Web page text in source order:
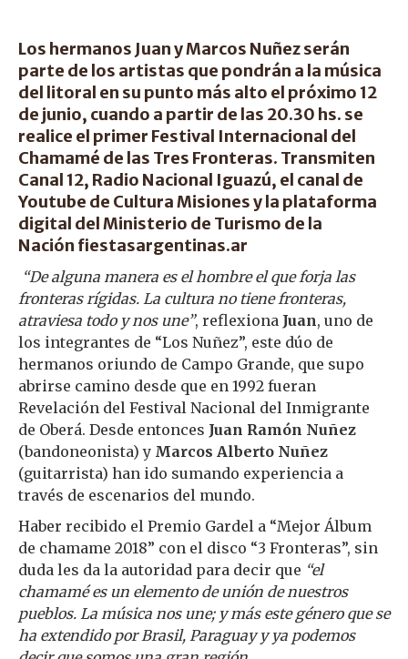
Los hermanos Juan y Marcos Nuñez serán
parte de los artistas que pondrán a la música
del litoral en su punto más alto el próximo 12
de junio, cuando a partir de las 20.30 hs. se
realice el primer Festival Internacional del
Chamamé de las Tres Fronteras. Transmiten
Canal 12, Radio Nacional Iguazú, el canal de
Youtube de Cultura Misiones y la plataforma
digital del Ministerio de Turismo de la
Nación fiestasargentinas.ar
“De alguna manera es el hombre el que forja las
fronteras rígidas. La cultura no tiene fronteras,
atraviesa todo y nos une”, reflexiona Juan, uno de
los integrantes de “Los Nuñez”, este dúo de
hermanos oriundo de Campo Grande, que supo
abrirse camino desde que en 1992 fueran
Revelación del Festival Nacional del Inmigrante
de Oberá. Desde entonces Juan Ramón Nuñez
(bandoneonista) y Marcos Alberto Nuñez
(guitarrista) han ido sumando experiencia a
través de escenarios del mundo.
Haber recibido el Premio Gardel a “Mejor Álbum
de chamame 2018” con el disco “3 Fronteras”, sin
duda les da la autoridad para decir que “el
chamamé es un elemento de unión de nuestros
pueblos. La música nos une; y más este género que se
ha extendido por Brasil, Paraguay y ya podemos